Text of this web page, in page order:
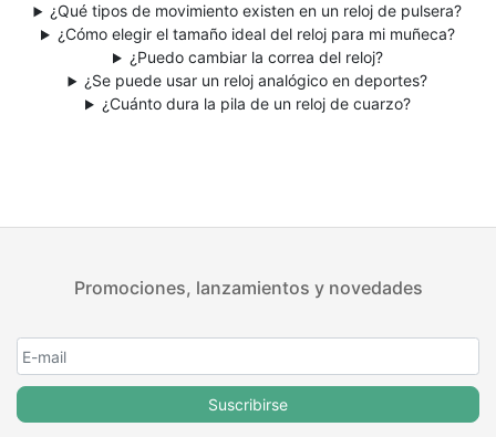
¿Qué tipos de movimiento existen en un reloj de pulsera?
¿Cómo elegir el tamaño ideal del reloj para mi muñeca?
¿Puedo cambiar la correa del reloj?
¿Se puede usar un reloj analógico en deportes?
¿Cuánto dura la pila de un reloj de cuarzo?
Promociones, lanzamientos y novedades
Suscribirse